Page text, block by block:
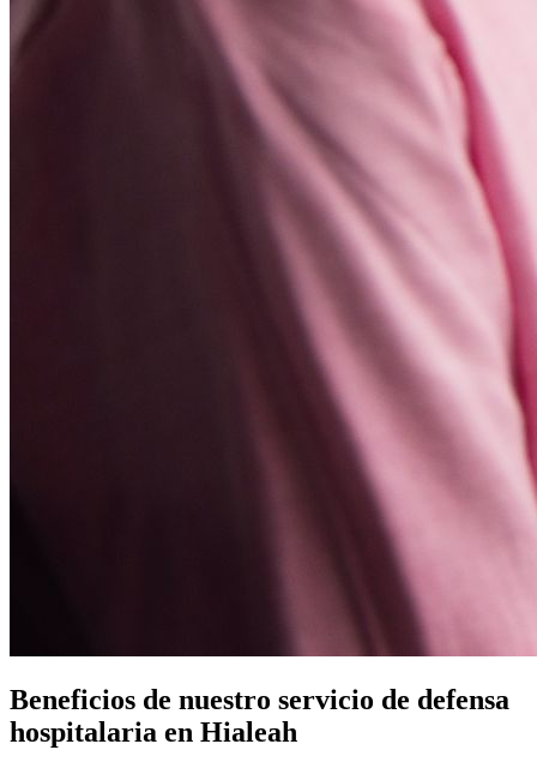
Beneficios de nuestro servicio de defensa
hospitalaria en Hialeah